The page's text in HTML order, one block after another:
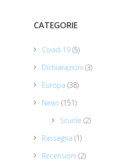
CATEGORIE
Covid-19 (5)
Dichiarazioni (3)
Europa (38)
News (151)
Scuole (2)
Rassegna (1)
Recensioni (2)